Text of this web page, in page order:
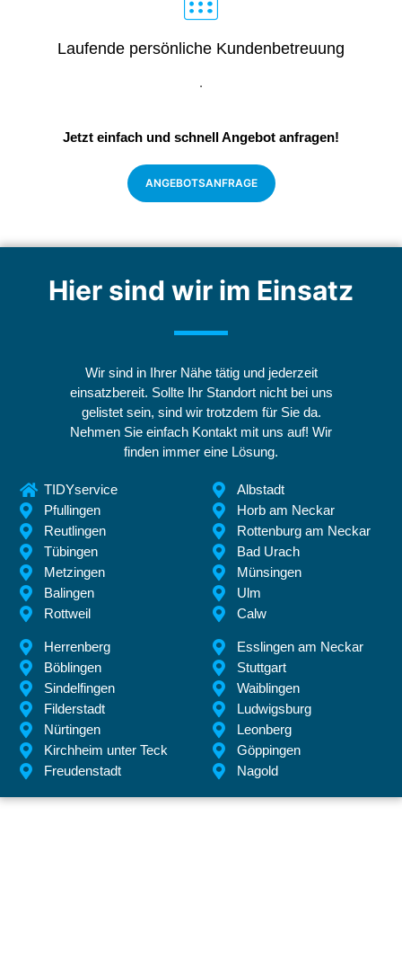
Laufende persönliche Kundenbetreuung
.
Jetzt einfach und schnell Angebot anfragen!
ANGEBOTSANFRAGE​
Hier sind wir im Einsatz
Wir sind in Ihrer Nähe tätig und jederzeit
einsatzbereit. Sollte Ihr Standort nicht bei uns
gelistet sein, sind wir trotzdem für Sie da.
Nehmen Sie einfach Kontakt mit uns auf! Wir
finden immer eine Lösung.
TIDYservice
Pfullingen
Reutlingen
Tübingen
Metzingen
Balingen
Rottweil
Albstadt
Horb am Neckar
Rottenburg am Neckar
Bad Urach
Münsingen
Ulm
Calw
Herrenberg
Böblingen
Sindelfingen
Filderstadt
Nürtingen
Kirchheim unter Teck
Freudenstadt
Esslingen am Neckar
Stuttgart
Waiblingen
Ludwigsburg
Leonberg
Göppingen
Nagold